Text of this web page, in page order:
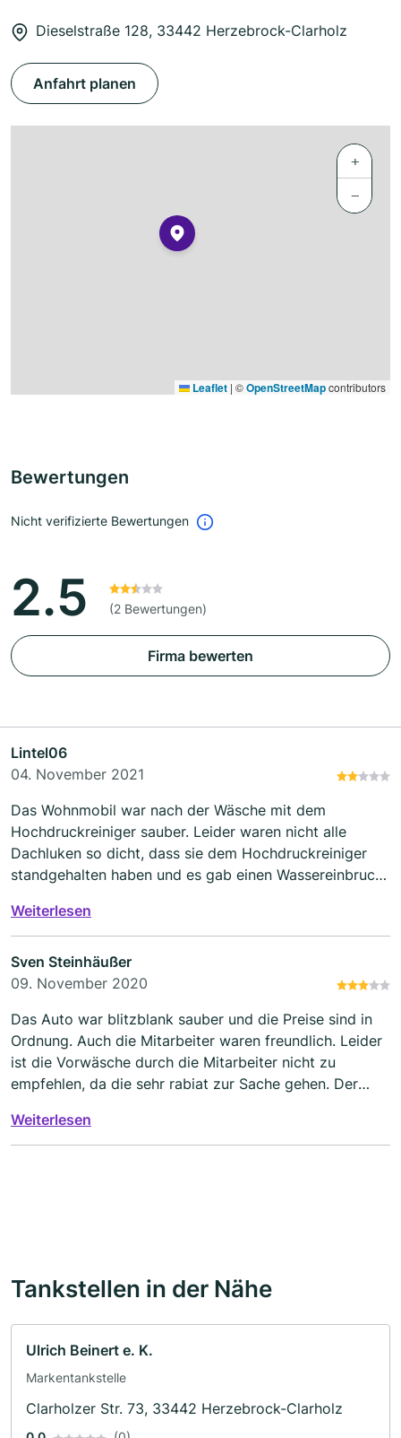
Dieselstraße 128, 33442 Herzebrock-Clarholz
Anfahrt planen
+
−
Leaflet | ©OpenStreetMapcontributors
Bewertungen
Nicht verifizierte Bewertungen
2.5 (2 Bewertungen)
Firma bewerten
Lintel06
04. November 2021
Das Wohnmobil war nach der Wäsche mit dem
Hochdruckreiniger sauber. Leider waren nicht alle
Dachluken so dicht, dass sie dem Hochdruckreiniger
standgehalten haben und es gab einen Wassereinbruch.
meinem Hinweis. Hier war ich zum ersten und letzen
Mal.
Weiterlesen
Sven Steinhäußer
09. November 2020
Das Auto war blitzblank sauber und die Preise sind in
Ordnung. Auch die Mitarbeiter waren freundlich. Leider
ist die Vorwäsche durch die Mitarbeiter nicht zu
empfehlen, da die sehr rabiat zur Sache gehen. Der
der Schlauch vom Hochdruckreiniger knallte dauernd
gegen die Karosserie. Die Waschhalle selbst macht
Weiterlesen
Tankstellen in der Nähe
Ulrich Beinert e. K.
Markentankstelle
Clarholzer Str. 73, 33442 Herzebrock-Clarholz